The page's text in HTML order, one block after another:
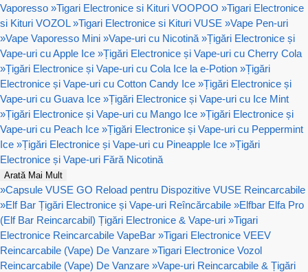
Vaporesso »Tigari Electronice si Kituri VOOPOO »Tigari Electronice
si Kituri VOZOL »Tigari Electronice si Kituri VUSE »Vape Pen-uri
»Vape Vaporesso Mini »Vape-uri cu Nicotină »Țigări Electronice și
Vape-uri cu Apple Ice »Țigări Electronice și Vape-uri cu Cherry Cola
»Țigări Electronice și Vape-uri cu Cola Ice la e-Potion »Țigări
Electronice și Vape-uri cu Cotton Candy Ice »Țigări Electronice și
Vape-uri cu Guava Ice »Țigări Electronice și Vape-uri cu Ice Mint
»Țigări Electronice și Vape-uri cu Mango Ice »Țigări Electronice și
Vape-uri cu Peach Ice »Țigări Electronice și Vape-uri cu Peppermint
Ice »Țigări Electronice și Vape-uri cu Pineapple Ice »Țigări
Electronice și Vape-uri Fără Nicotină
Arată Mai Mult
»Capsule VUSE GO Reload pentru Dispozitive VUSE Reincarcabile
»Elf Bar Țigări Electronice și Vape-uri Reîncărcabile »Elfbar Elfa Pro
(Elf Bar Reincarcabil) Țigări Electronice & Vape-uri »Tigari
Electronice Reincarcabile VapeBar »Tigari Electronice VEEV
Reincarcabile (Vape) De Vanzare »Tigari Electronice Vozol
Reincarcabile (Vape) De Vanzare »Vape-uri Reincarcabile & Țigări